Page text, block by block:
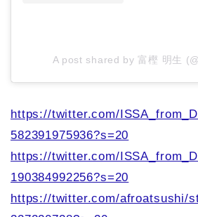
A post shared by 富樫 明生
https://twitter.com/
582391975936?s=20
https://twitter.com/
190384992256?s=20
https://twitter.com/afroatsushi/